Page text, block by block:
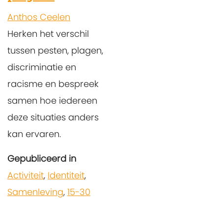
Anthos Ceelen
Herken het verschil
tussen pesten, plagen,
discriminatie en
racisme en bespreek
samen hoe iedereen
deze situaties anders
kan ervaren.
Gepubliceerd in
Activiteit, Identiteit,
Samenleving, 15-30